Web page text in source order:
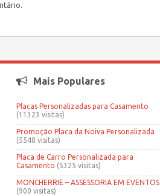
Mais Populares
Placas Personalizadas para Casamento
(11323 visitas)
Promoção Placa da Noiva Personalizada
(5548 visitas)
Placa de Carro Personalizada para
Casamento (5325 visitas)
MONCHERRIE – ASSESSORIA EM EVENTOS
(900 visitas)